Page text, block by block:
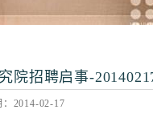
院招聘启事-
2014-02-17